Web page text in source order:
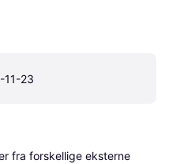
11-23
fra forskellige eksterne